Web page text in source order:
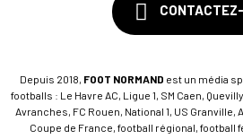
Depuis 2018, FOOT NORMAND est un média
footballs : Le Havre AC, Ligue 1, SM Caen,
Avranches, FC Rouen, National 1, US Granville,
Coupe de France, football régional, football